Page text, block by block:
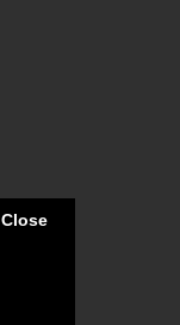
Close